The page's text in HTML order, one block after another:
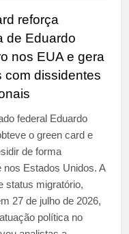
reforça
de Eduardo
nos EUA e gera
com dissidentes
federal Eduardo
o green card e
de forma
nos Estados Unidos. A
status migratório,
27 de julho de 2026,
política no